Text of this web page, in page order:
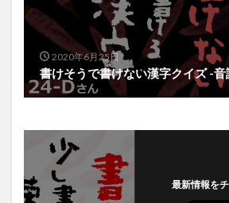
2020年6月25日
書けそうで書けない漢字クイズ -音
最新情報を